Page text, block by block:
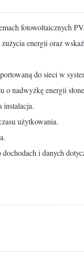
fotowoltaicznych
energii oraz
do sieci w
o nadwyżkę energii
instalacja.
użytkowania.
i danych